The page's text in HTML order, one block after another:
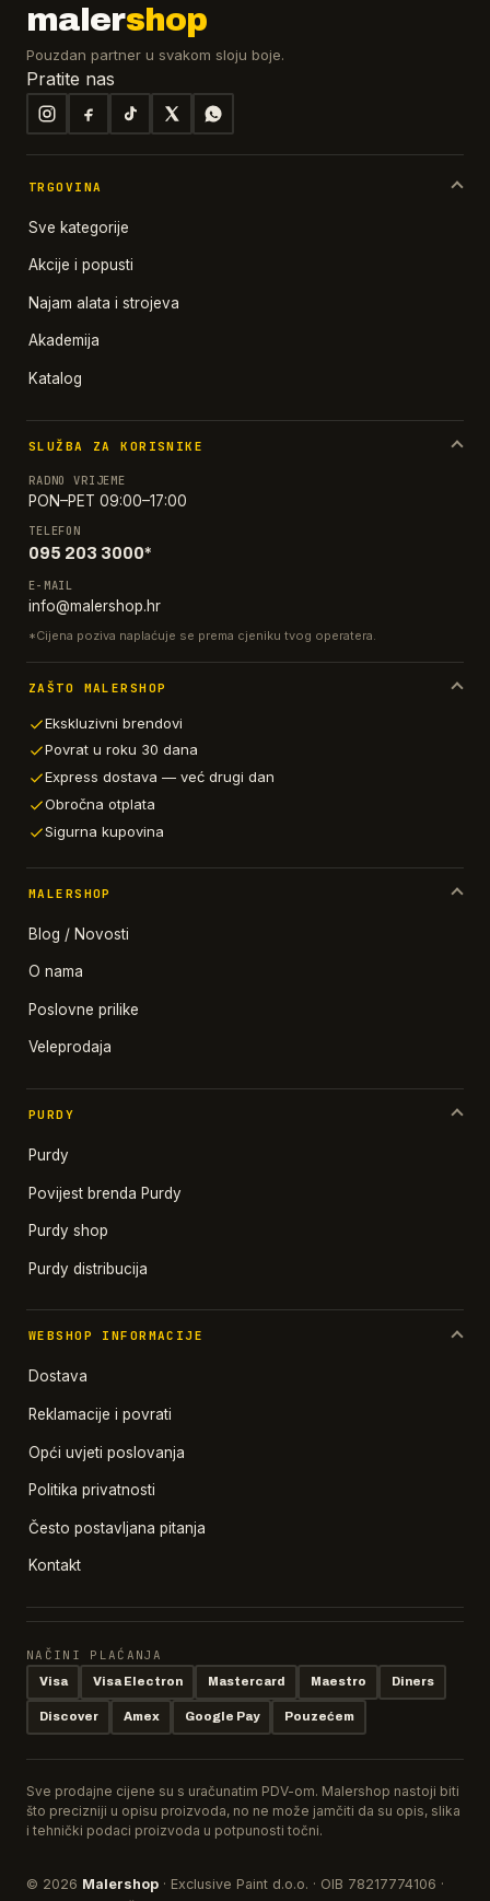
malershop
Pouzdan partner u svakom sloju boje.
Pratite nas
TRGOVINA
Sve kategorije
Akcije i popusti
Najam alata i strojeva
Akademija
Katalog
SLUŽBA ZA KORISNIKE
RADNO VRIJEME
PON–PET 09:00–17:00
TELEFON
095 203 3000*
E-MAIL
info@malershop.hr
*Cijena poziva naplaćuje se prema cjeniku tvog operatera.
ZAŠTO MALERSHOP
Ekskluzivni brendovi
Povrat u roku 30 dana
Express dostava — već drugi dan
Obročna otplata
Sigurna kupovina
MALERSHOP
Blog / Novosti
O nama
Poslovne prilike
Veleprodaja
PURDY
Purdy
Povijest brenda Purdy
Purdy shop
Purdy distribucija
WEBSHOP INFORMACIJE
Dostava
Reklamacije i povrati
Opći uvjeti poslovanja
Politika privatnosti
Često postavljana pitanja
Kontakt
NAČINI PLAĆANJA
Visa Visa Electron Mastercard Maestro Diners
Discover Amex Google Pay Pouzećem
Sve prodajne cijene su s uračunatim PDV-om. Malershop nastoji biti
što precizniji u opisu proizvoda, no ne može jamčiti da su opis, slika
i tehnički podaci proizvoda u potpunosti točni.
© 2026 Malershop · Exclusive Paint d.o.o. · OIB 78217774106 ·